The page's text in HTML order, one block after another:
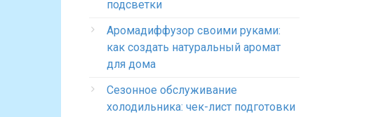
подсветки
Аромадиффузор своими руками:
как создать натуральный аромат
для дома
Сезонное обслуживание
холодильника: чек-лист подготовки